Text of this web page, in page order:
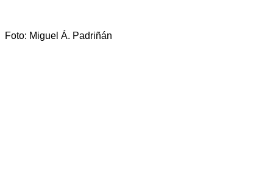
Foto: Miguel Á. Padriñán